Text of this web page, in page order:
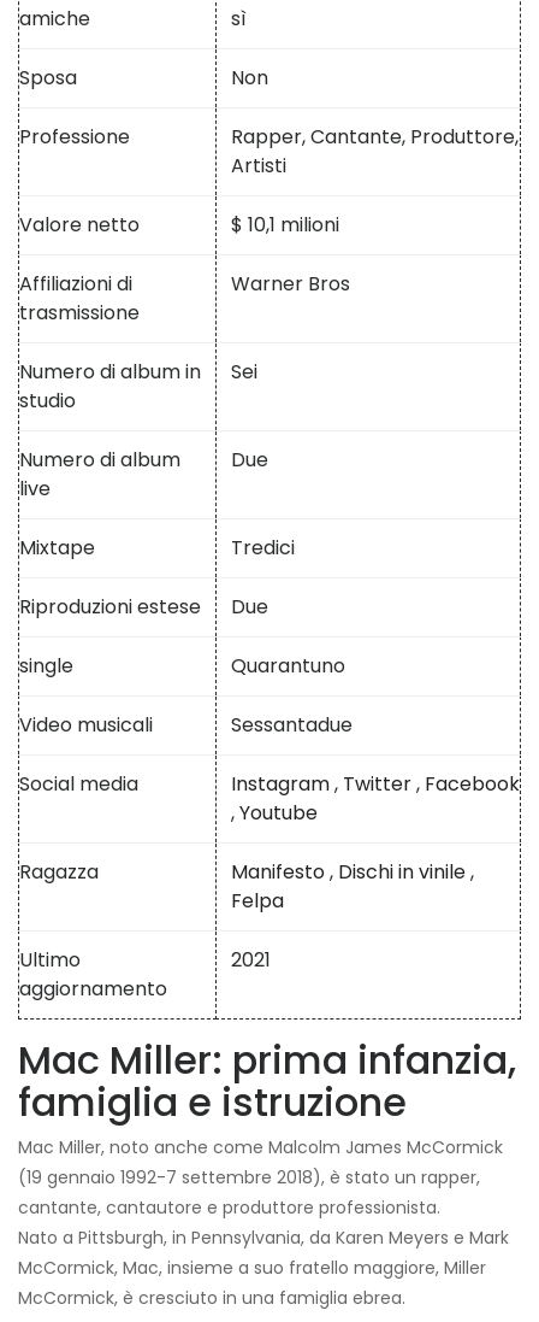
amiche sì
Sposa Non
Professione
Rapper, Cantante, Produttore,
Artisti
Valore netto $ 10,1 milioni
Affiliazioni di
trasmissione
Warner Bros
Numero di album in
studio
Sei
Numero di album
live
Due
Mixtape Tredici
Riproduzioni estese Due
single Quarantuno
Video musicali Sessantadue
Social media Instagram, Twitter, Facebook
,Youtube
Ragazza Manifesto, Dischi in vinile,
Felpa
Ultimo
aggiornamento
2021
Mac Miller: prima infanzia,
famiglia e istruzione
Mac Miller, noto anche come Malcolm James McCormick
(19 gennaio 1992-7 settembre 2018), è stato un rapper,
cantante, cantautore e produttore professionista.
Nato a Pittsburgh, in Pennsylvania, da Karen Meyers e Mark
McCormick, Mac, insieme a suo fratello maggiore, Miller
McCormick, è cresciuto in una famiglia ebrea.